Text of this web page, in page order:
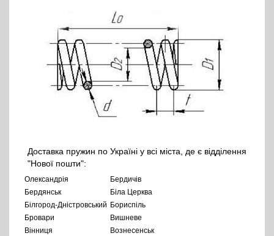
Доставка пружин по Україні у всі міста, де є відділення
"Нової пошти":
Олександрія
Бердичів
Бердянськ
Біла Церква
Білгород-Дністровський Бориспіль
Бровари
Вишневе
Вінниця
Вознесенськ